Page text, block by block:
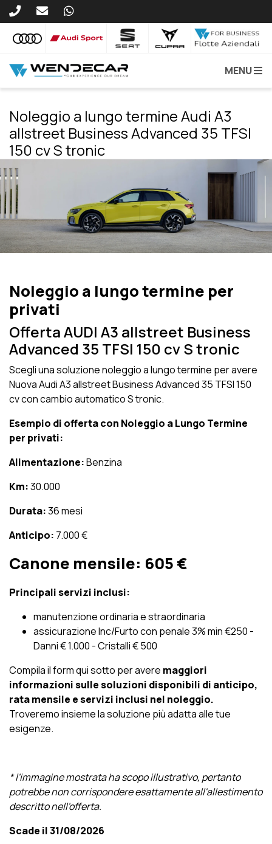
MENU
Noleggio a lungo termine Audi A3
allstreet Business Advanced 35 TFSI
150 cv S tronic
Noleggio a lungo termine per
privati
Offerta AUDI A3 allstreet Business
Advanced 35 TFSI 150 cv S tronic
Scegli una soluzione noleggio a lungo termine per avere
Nuova Audi A3 allstreet Business Advanced 35 TFSI 150
cv con cambio automatico S tronic.
Esempio di offerta con Noleggio a Lungo Termine
per privati:
Alimentazione:Benzina
Km:30.000
Durata:36 mesi
Anticipo: 7.000 €
Canone mensile: 605 €
Principali servizi inclusi:
manutenzione ordinaria e straordinaria
assicurazione Inc/Furto con penale 3% min €250 -
Danni € 1.000 - Cristalli € 500
Compila il form qui sotto per avere maggiori
informazioni sulle soluzioni disponibili di anticipo,
rata mensile e servizi inclusi nel noleggio.
Troveremo insieme la soluzione più adatta alle tue
esigenze.
* l'immagine mostrata ha scopo illustrativo, pertanto
potrebbe non corrispondere esattamente all'allestimento
descritto nell'offerta.
Scade il 31/08/2026